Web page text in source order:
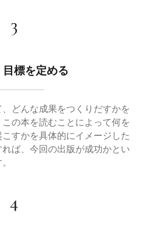
3
目標を定める
どんな成果をつくりだすかを
の本を読むことによって何を
すかを具体的にイメージした
れば、今回の出版が成功かとい
4